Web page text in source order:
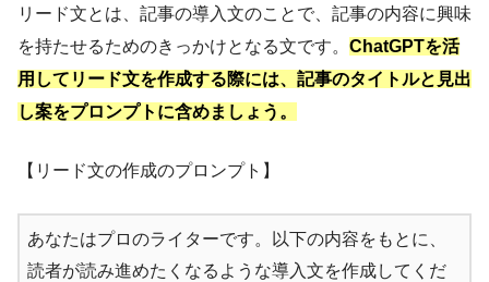
リード文とは、記事の導入文のことで、記事の内容に興味
を持たせるためのきっかけとなる文です。 ChatGPTを活
用してリード文を作成する際には、記事のタイトルと見出
し案をプロンプトに含めましょう。
【リード文の作成のプロンプト】
あなたはプロのライターです。以下の内容をもとに、
読者が読み進めたくなるような導入文を作成してくだ